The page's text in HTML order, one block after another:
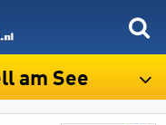
am See